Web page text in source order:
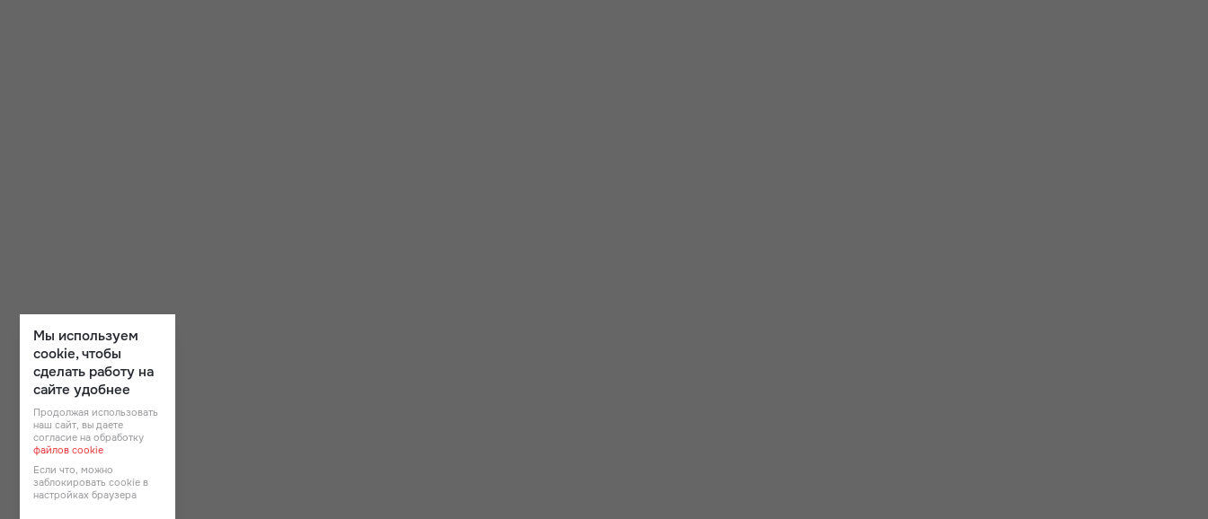
Мы используем
cookie, чтобы
сделать работу на
сайте удобнее
Продолжая использовать
наш сайт, вы даете
согласие на обработку
файлов cookie
Если что, можно
заблокировать cookie в
настройках браузера